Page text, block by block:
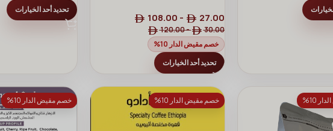
30.00
-
120.00
27.00
-
108.00
خصم مقيض الدار 10%
تحديد أحد الخيارات
تحديد أحد الخيارات
10% خصم مقيض الدار 10% خصم مقيض الدار 10%